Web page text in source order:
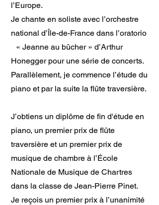
l’Europe.
Je chante en soliste avec l’orchestre
national d’Île-de-France dans l’oratorio
« Jeanne au bûcher » d’Arthur
Honegger pour une série de concerts.
Parallèlement, je commence l’étude du
piano et par la suite la flûte traversière.
J’obtiens un diplôme de fin d'étude en
piano, un premier prix de flûte
traversière et un premier prix de
musique de chambre à l’École
Nationale de Musique de Chartres
dans la classe de Jean-Pierre Pinet.
Je reçois un premier prix à l’unanimité